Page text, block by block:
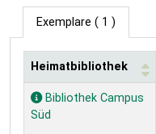
Exemplare ( 1 )
Exemplare
Heimatbibliothek
Bibliothek Campus
Süd